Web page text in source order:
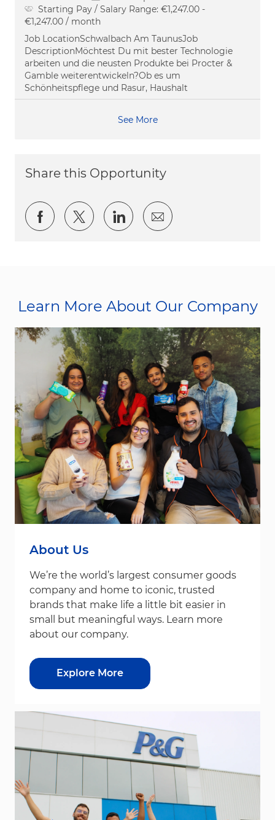
Starting Pay / Salary Range: €1,247.00 -
€1,247.00 / month
Job LocationSchwalbach Am TaunusJob
DescriptionMöchtest Du mit bester Technologie
arbeiten und die neusten Produkte bei Procter &
Gamble weiterentwickeln?Ob es um
Schönheitspflege und Rasur, Haushalt
See More
Share this Opportunity
Share via Facebook
Share via twitter
Share via LinkedIn
Share via email
Learn More About Our Company
About Us
We’re the world’s largest consumer goods
company and home to iconic, trusted
brands that make life a little bit easier in
small but meaningful ways. Learn more
about our company.
Explore More